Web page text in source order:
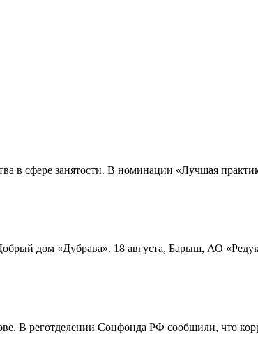
в сфере занятости. В номинации «Лучшая
дом «Дубрава». 18 августа, Барыш, АО
В реготделении Соцфонда РФ сообщили, что